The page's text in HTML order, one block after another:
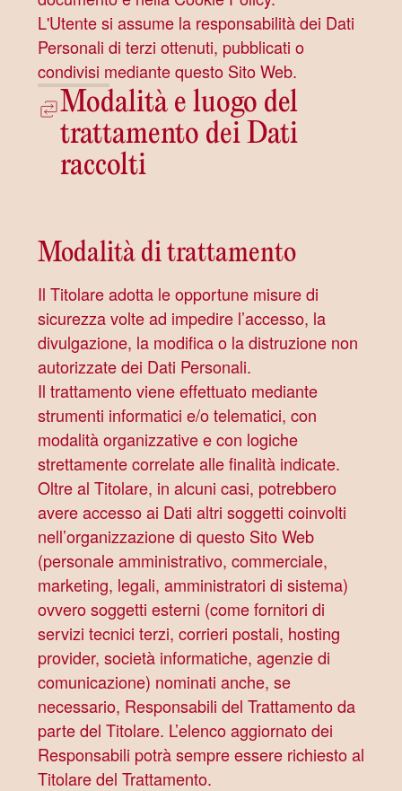
L'Utente si assume la responsabilità dei Dati
Personali di terzi ottenuti, pubblicati o
condivisi mediante questo Sito Web.
Modalità e luogo del
trattamento dei Dati
raccolti
Modalità di trattamento
Il Titolare adotta le opportune misure di
sicurezza volte ad impedire l’accesso, la
divulgazione, la modifica o la distruzione non
autorizzate dei Dati Personali.
Il trattamento viene effettuato mediante
strumenti informatici e/o telematici, con
modalità organizzative e con logiche
strettamente correlate alle finalità indicate.
Oltre al Titolare, in alcuni casi, potrebbero
avere accesso ai Dati altri soggetti coinvolti
nell’organizzazione di questo Sito Web
(personale amministrativo, commerciale,
marketing, legali, amministratori di sistema)
ovvero soggetti esterni (come fornitori di
servizi tecnici terzi, corrieri postali, hosting
provider, società informatiche, agenzie di
comunicazione) nominati anche, se
necessario, Responsabili del Trattamento da
parte del Titolare. L’elenco aggiornato dei
Responsabili potrà sempre essere richiesto al
Titolare del Trattamento.